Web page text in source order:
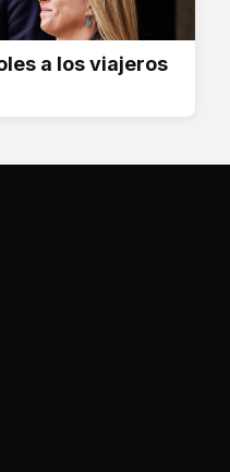
a los viajeros